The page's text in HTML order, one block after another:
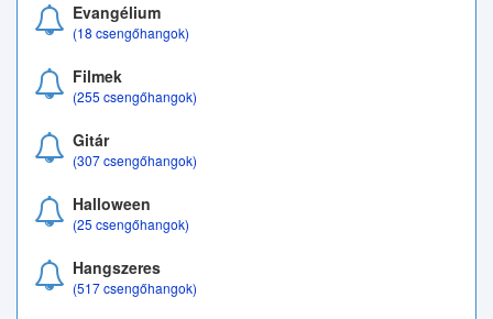
Evangélium
(18 csengőhangok)
Filmek
(255 csengőhangok)
Gitár
(307 csengőhangok)
Halloween
(25 csengőhangok)
Hangszeres
(517 csengőhangok)